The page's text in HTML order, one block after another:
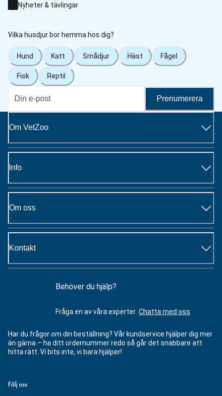
Nyheter & tävlingar
Vilka husdjur bor hemma hos dig?
Hund Katt Smådjur Häst Fågel
Fisk Reptil
Prenumerera
Om VetZoo
Info
Om oss
Kontakt
Behöver du hjälp?
Fråga en av våra experter. Chatta med oss
Har du frågor om din beställning? Vår kundservice hjälper dig mer
än gärna – ha ditt ordernummer redo så går det snabbare att
hitta rätt. Vi bits inte, vi bara hjälper!
Följ oss